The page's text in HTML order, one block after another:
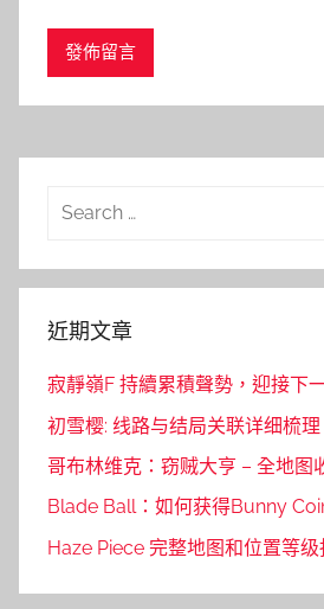
Search
近期文章
寂靜嶺F 持續累積聲勢，迎接下
初雪樱: 线路与结局关联详细梳理
哥布林维克：窃贼大亨 – 全地图
Blade Ball：如何获得Bunny
Haze Piece 完整地图和位置等级